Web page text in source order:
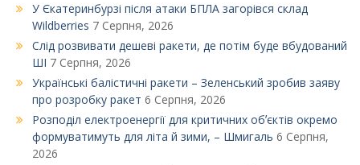
У Єкатеринбурзі після атаки БПЛА загорівся склад
Wildberries 7 Серпня, 2026
Слід розвивати дешеві ракети, де потім буде вбудований
ШІ 7 Серпня, 2026
Українські балістичні ракети – Зеленський зробив заяву
про розробку ракет 6 Серпня, 2026
Розподіл електроенергії для критичних обʼєктів окремо
формуватимуть для літа й зими, – Шмигаль 6 Серпня,
2026